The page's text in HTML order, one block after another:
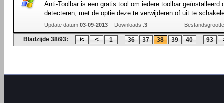
Anti-Toolbar is een gratis tool om iedere toolbar geïnstalleerd
detecteren, met de optie deze te verwijderen of uit te
Update datum:03-09-2013 Downloads :3
Bladzijde 38/93: 1 ... 36 37 38 39 40 ... 93